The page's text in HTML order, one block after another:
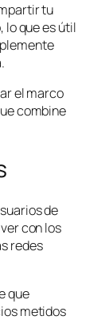
tu
lo que es útil
el marco
combine
de
con los
redes
que
metidos